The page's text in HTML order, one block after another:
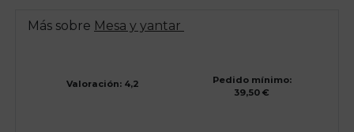
Más sobre Mesa y yantar
Valoración: 4,2
Pedido mínimo:
39,50 €